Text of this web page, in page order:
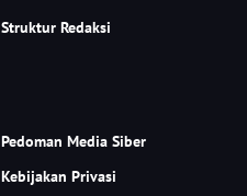
Struktur Redaksi
Pedoman Media Siber
Kebijakan Privasi